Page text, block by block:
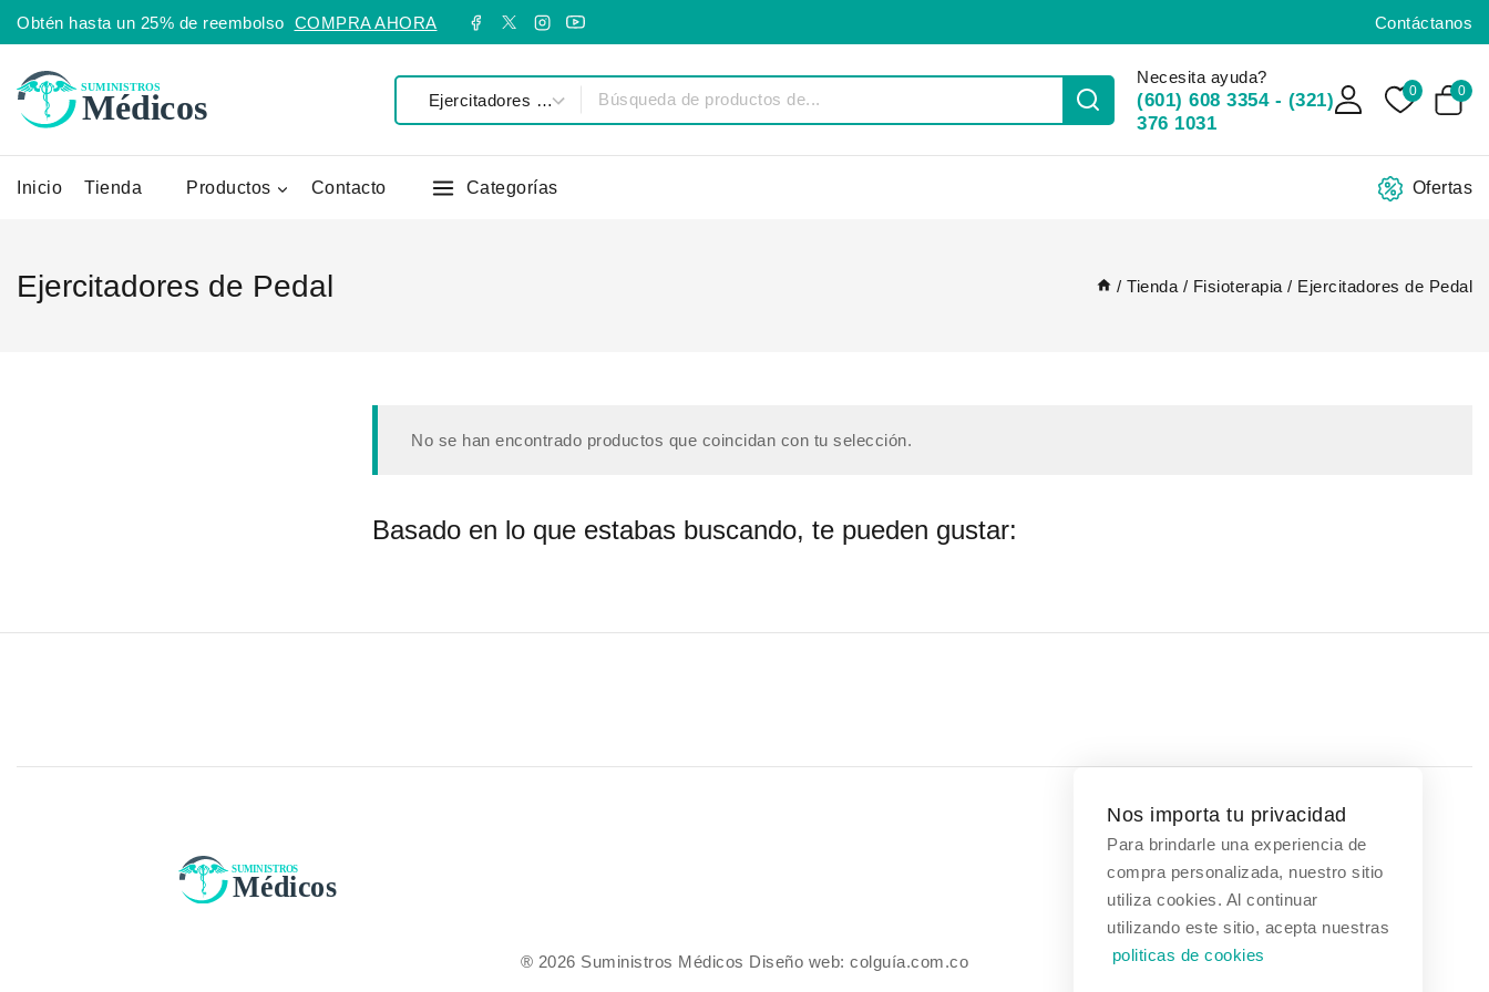
Obtén hasta un 25% de reembolso COMPRA AHORA Contáctanos
Necesita ayuda?
(601) 608 3354 - (321)
376 1031
0 0
Inicio Tienda Productos Contacto Categorías Ofertas
/ Tienda / Fisioterapia / Ejercitadores de Pedal
Ejercitadores de Pedal
No se han encontrado productos que coincidan con tu selección.
Basado en lo que estabas buscando, te pueden gustar:
® 2026 Suministros Médicos Diseño web:colguía.com.co
Contáctanos
(601) 608 3354
Nos importa tu privacidad
Para brindarle una experiencia de
compra personalizada, nuestro sitio
utiliza cookies. Al continuar
utilizando este sitio, acepta nuestras
politicas de cookies